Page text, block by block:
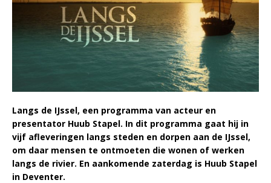
Langs de IJssel, een programma van acteur en
presentator Huub Stapel. In dit programma gaat hij in
vijf afleveringen langs steden en dorpen aan de IJssel,
om daar mensen te ontmoeten die wonen of werken
langs de rivier. En aankomende zaterdag is Huub Stapel
in Deventer.